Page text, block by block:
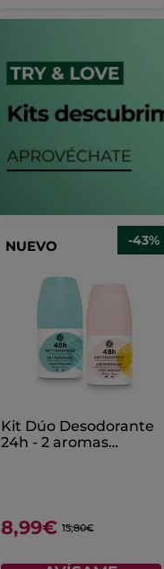
NUEVO -43%
Kit Dúo Desodorante
24h - 2 aromas
8,99€ 15,80€